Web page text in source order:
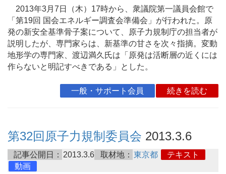
2013年3月7日（木）17時から、衆議院第一議員会館で
「第19回 国会エネルギー調査会準備会」が行われた。原
発の新安全基準骨子案について、原子力規制庁の担当者が
説明したが、専門家らは、新基準の甘さを次々指摘。変動
地形学の専門家、渡辺満久氏は「原発は活断層の近くには
作らないと明記すべきである」とした。
一般・サポート会員 続きを読む
第32回原子力規制委員会 2013.3.6
記事公開日： 2013.3.6 取材地： 東京都
テキスト
動画